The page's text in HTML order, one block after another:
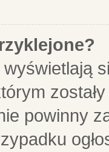
powinny